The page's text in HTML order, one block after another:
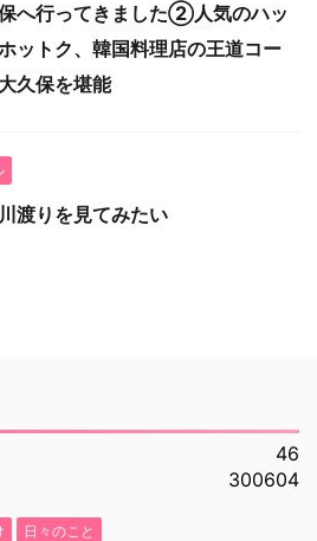
へ行ってきました②人気のハッ
ットク、韓国料理店の王道コー
久保を堪能
渡りを見てみたい
46
300604
日々のこと